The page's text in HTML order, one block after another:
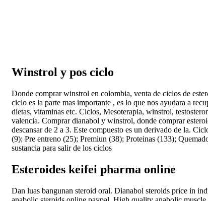
Winstrol y pos ciclo
Donde comprar winstrol en colombia, venta de ciclos de
ciclo es la parte mas importante , es lo que nos ayudara a
dietas, vitaminas etc. Ciclos, Mesoterapia, winstrol,
valencia. Comprar dianabol y winstrol, donde comprar
descansar de 2 a 3. Este compuesto es un derivado de la.
(9); Pre entreno (25); Premiun (38); Proteinas (133);
sustancia para salir de los ciclos
Esteroides keifei pharma online
Dan luas bangunan steroid oral. Dianabol steroids price in